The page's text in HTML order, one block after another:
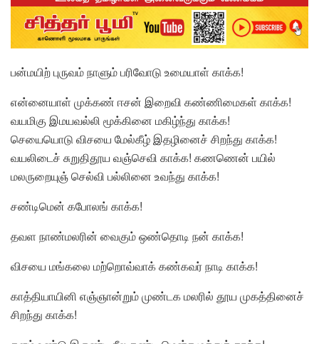
பன்மயிற் புருவம் நாளும் பரிவோடு உமையாள் காக்க!
என்னையாள் முக்கண் ஈசன் இறைவி கண்ணிமைகள் காக்க!
வயமிகு இமயவல்லி மூக்கினை மகிழ்ந்து காக்க!
செயையொடு விசயை மேல்கீழ் இதழினைச் சிறந்து காக்க!
வயலிடைச் சுறுதிதூய வஞ்செவி காக்க! கணணென் பயில்
மலருறையுஞ் செல்வி பல்லினை உவந்து காக்க!
சண்டிமென் கபோலங் காக்க!
தவள நாண்மலரின் வைகும் ஒண்தொடி நன் காக்க!
விசயை மங்கலை மற்றொவ்வாக் கண்கவர் நாடி காக்க!
காத்தியாயினி எஞ்ஞான்றும் முண்டக மலரில் தூய முகத்தினைச்
சிறந்து காக்க!